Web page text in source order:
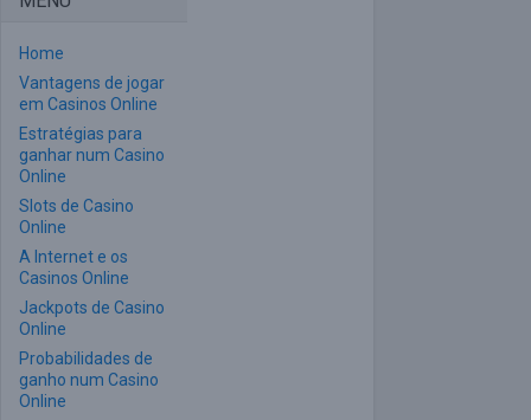
Home
Vantagens de jogar
em Casinos Online
Estratégias para
ganhar num Casino
Online
Slots de Casino
Online
A Internet e os
Casinos Online
Jackpots de Casino
Online
Probabilidades de
ganho num Casino
Online